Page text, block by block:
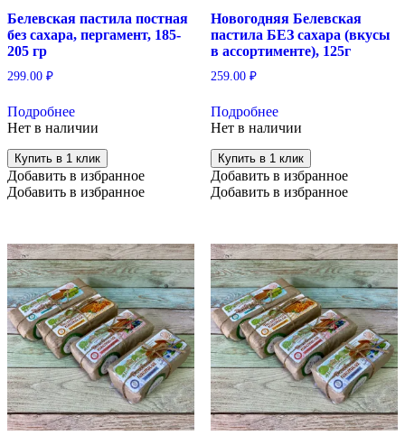
Белевская пастила постная
без сахара, пергамент, 185-
205 гр
299.00 ₽
Подробнее
Нет в наличии
Купить в 1 клик
Добавить в избранное
Добавить в избранное
Новогодняя Белевская
пастила БЕЗ сахара (вкусы
в ассортименте), 125г
259.00 ₽
Подробнее
Нет в наличии
Купить в 1 клик
Добавить в избранное
Добавить в избранное